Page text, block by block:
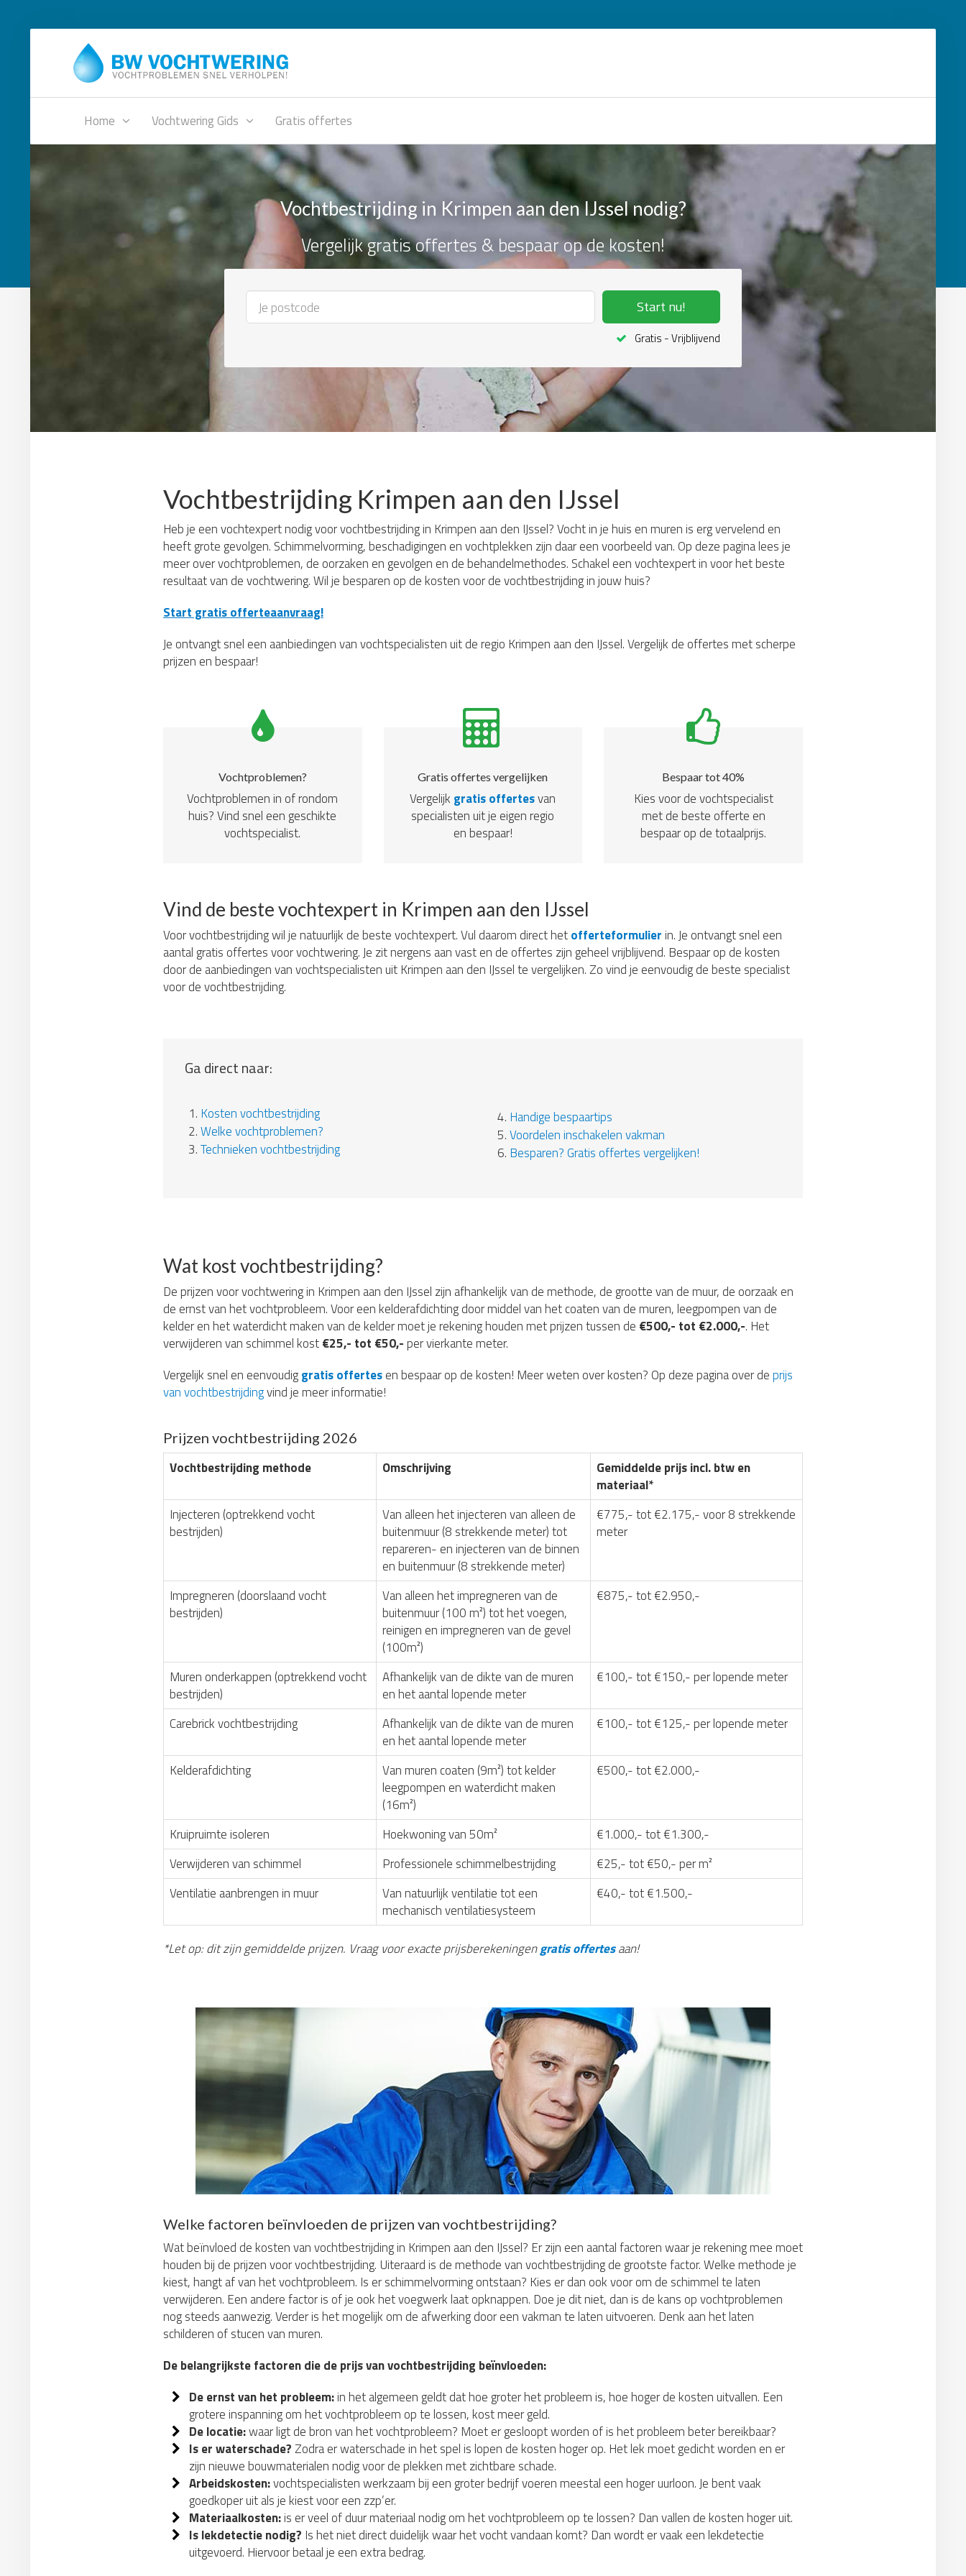
Home Vochtwering Gids Gratis offertes
Vochtbestrijding in Krimpen aan den IJssel nodig?
Vergelijk gratis offertes & bespaar op de kosten!
Start nu!
Gratis - Vrijblijvend
Vochtbestrijding Krimpen aan den IJssel
Heb je een vochtexpert nodig voor vochtbestrijding in Krimpen aan den IJssel? Vocht in je huis en muren is erg vervelend en
heeft grote gevolgen. Schimmelvorming, beschadigingen en vochtplekken zijn daar een voorbeeld van. Op deze pagina lees je
meer over vochtproblemen, de oorzaken en gevolgen en de behandelmethodes. Schakel een vochtexpert in voor het beste
resultaat van de vochtwering. Wil je besparen op de kosten voor de vochtbestrijding in jouw huis?
Start gratis offerteaanvraag!
Je ontvangt snel een aanbiedingen van vochtspecialisten uit de regio Krimpen aan den IJssel. Vergelijk de offertes met scherpe
prijzen en bespaar!
Vochtproblemen?
Vochtproblemen in of rondom
huis? Vind snel een geschikte
vochtspecialist.
Gratis offertes vergelijken
Vergelijk gratis offertesvan
specialisten uit je eigen regio
en bespaar!
Bespaar tot 40%
Kies voor de vochtspecialist
met de beste offerte en
bespaar op de totaalprijs.
Vind de beste vochtexpert in Krimpen aan den IJssel
Voor vochtbestrijding wil je natuurlijk de beste vochtexpert. Vul daarom direct hetofferteformulier in. Je ontvangt snel een
aantal gratis offertes voor vochtwering. Je zit nergens aan vast en de offertes zijn geheel vrijblijvend. Bespaar op de kosten
door de aanbiedingen van vochtspecialisten uit Krimpen aan den IJssel te vergelijken. Zo vind je eenvoudig de beste specialist
voor de vochtbestrijding.
Ga direct naar:
1. Kosten vochtbestrijding
2.Welke vochtproblemen?
3.Technieken vochtbestrijding
4. Handige bespaartips
5.Voordelen inschakelen vakman
6. Besparen? Gratis offertes vergelijken!
Wat kost vochtbestrijding?
De prijzen voor vochtwering in Krimpen aan den IJssel zijn afhankelijk van de methode, de grootte van de muur, de oorzaak en
de ernst van het vochtprobleem. Voor een kelderafdichting door middel van het coaten van de muren, leegpompen van de
kelder en het waterdicht maken van de kelder moet je rekening houden met prijzen tussen de €500,- tot €2.000,-. Het
verwijderen van schimmel kost€25,- tot €50,- per vierkante meter.
Vergelijk snel en eenvoudiggratis offertesen bespaar op de kosten! Meer weten over kosten? Op deze pagina over deprijs
van vochtbestrijdingvind je meer informatie!
Prijzen vochtbestrijding 2026
Vochtbestrijding methode Omschrijving
Gemiddelde prijs incl. btw en
materiaal*
Injecteren (optrekkend vocht
bestrijden)
Van alleen het injecteren van alleen de
buitenmuur (8 strekkende meter) tot
repareren- en injecteren van de binnen
en buitenmuur (8 strekkende meter)
€775,- tot €2.175,- voor 8 strekkende
meter
Impregneren (doorslaand vocht
bestrijden)
Van alleen het impregneren van de
buitenmuur (100 m²) tot het voegen,
reinigen en impregneren van de gevel
(100m²)
€875,- tot €2.950,-
Muren onderkappen (optrekkend vocht
bestrijden)
Afhankelijk van de dikte van de muren
en het aantal lopende meter
€100,- tot €150,- per lopende meter
Carebrick vochtbestrijding
Afhankelijk van de dikte van de muren
en het aantal lopende meter
€100,- tot €125,- per lopende meter
Kelderafdichting
Van muren coaten (9m²) tot kelder
leegpompen en waterdicht maken
(16m²)
€500,- tot €2.000,-
Kruipruimte isoleren Hoekwoning van 50m²
€1.000,- tot €1.300,-
Verwijderen van schimmel
Professionele schimmelbestrijding
€25,- tot €50,- per m²
Ventilatie aanbrengen in muur
Van natuurlijk ventilatie tot een
mechanisch ventilatiesysteem
€40,- tot €1.500,-
*Let op: dit zijn gemiddelde prijzen. Vraag voor exacte prijsberekeningengratis offertesaan!
Welke factoren beïnvloeden de prijzen van vochtbestrijding?
Wat beïnvloed de kosten van vochtbestrijding in Krimpen aan den IJssel? Er zijn een aantal factoren waar je rekening mee moet
houden bij de prijzen voor vochtbestrijding. Uiteraard is de methode van vochtbestrijding de grootste factor. Welke methode je
kiest, hangt af van het vochtprobleem. Is er schimmelvorming ontstaan? Kies er dan ook voor om de schimmel te laten
verwijderen. Een andere factor is of je ook het voegwerk laat opknappen. Doe je dit niet, dan is de kans op vochtproblemen
nog steeds aanwezig. Verder is het mogelijk om de afwerking door een vakman te laten uitvoeren. Denk aan het laten
schilderen of stucen van muren.
De belangrijkste factoren die de prijs van vochtbestrijding beïnvloeden:
De ernst van het probleem:in het algemeen geldt dat hoe groter het probleem is, hoe hoger de kosten uitvallen. Een
grotere inspanning om het vochtprobleem op te lossen, kost meer geld.
De locatie:waar ligt de bron van het vochtprobleem? Moet er gesloopt worden of is het probleem beter bereikbaar?
Is er waterschade? Zodra er waterschade in het spel is lopen de kosten hoger op. Het lek moet gedicht worden en er
zijn nieuwe bouwmaterialen nodig voor de plekken met zichtbare schade.
Arbeidskosten:vochtspecialisten werkzaam bij een groter bedrijf voeren meestal een hoger uurloon. Je bent vaak
goedkoper uit als je kiest voor een zzp’er.
Materiaalkosten:is er veel of duur materiaal nodig om het vochtprobleem op te lossen? Dan vallen de kosten hoger uit.
Is lekdetectie nodig? Is het niet direct duidelijk waar het vocht vandaan komt? Dan wordt er vaak een lekdetectie
uitgevoerd. Hiervoor betaal je een extra bedrag.